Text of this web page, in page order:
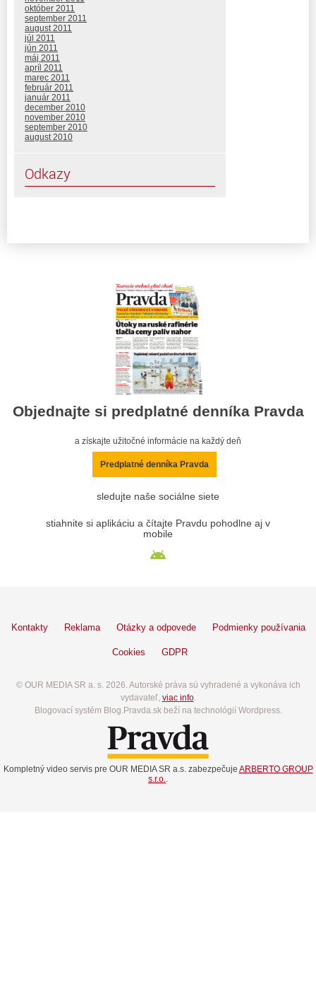
október 2011
september 2011
august 2011
júl 2011
jún 2011
máj 2011
apríl 2011
marec 2011
február 2011
január 2011
december 2010
november 2010
september 2010
august 2010
Odkazy
Objednajte si predplatné denníka Pravda
a získajte užitočné informácie na každý deň
Predplatné denníka Pravda
sledujte naše sociálne siete
stiahnite si aplikáciu a čítajte Pravdu pohodlne aj v
mobile
Kontakty Reklama Otázky a odpovede Podmienky používania
Cookies GDPR
© OUR MEDIA SR a. s. 2026. Autorské práva sú vyhradené a vykonáva ich
vydavateľ, viac info.
Blogovací systém Blog.Pravda.sk beží na technológií Wordpress.
Kompletný video servis pre OUR MEDIA SR a.s. zabezpečuje ARBERTO GROUP
s.r.o..